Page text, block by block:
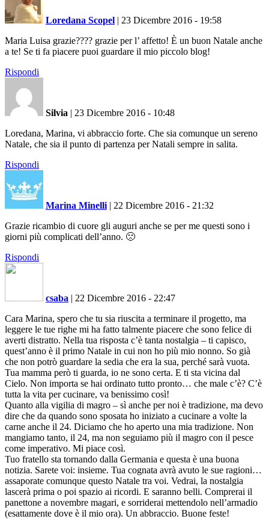
Loredana Scopel | 23 Dicembre 2016 - 19:58
Maria Luisa grazie???? grazie per l’ affetto! È un buon Natale anche
a te! Se ti fa piacere puoi guardare il mio piccolo blog!
Rispondi
Silvia | 23 Dicembre 2016 - 10:48
Loredana, Marina, vi abbraccio forte. Che sia comunque un sereno
Natale, che sia il punto di partenza per Natali sempre in salita.
Rispondi
Marina Minelli | 22 Dicembre 2016 - 21:32
Grazie ricambio di cuore gli auguri anche se per me questi sono i
giorni più complicati dell’anno. 🙁
Rispondi
csaba | 22 Dicembre 2016 - 22:47
Cara Marina, spero che tu sia riuscita a terminare il progetto, ma
leggere le tue righe mi ha fatto talmente piacere che sono felice di
averti distratto. Nella tua risposta c’è tanta nostalgia – ti capisco,
quest’anno è il primo Natale in cui non ho più mio nonno. So già
che non potrò guardare la sedia che era la sua, perché sarà vuota.
Tua mamma però ti guarda, io ne sono certa. E ti sta vicina dal
Cielo. Non importa se hai ordinato tutto pronto… che male c’è? C’è
tutta la vita per cucinare, va benissimo così!
Quanto alla vigilia di magro – sì anche per noi è tradizione, ma devo
dire che da quando sono sposata ho iniziato a cucinare a volte la
carne anche il 24. Diciamo che ho aperto una mia tradizione. Non
mangiamo tanto, il 24, ma non seguiamo più il magro con il pesce
come imperativo. Mi piace così.
Tuo fratello sta tornando dalla Germania e questa è una buona
notizia. Sarete voi: insieme. Tua cognata avrà avuto le sue ragioni…
assaporate comunque questo Natale tra voi. Vedrai, la nostalgia
lascerà prima o poi spazio ai ricordi. E saranno belli. Comprerai il
panettone a novembre magari, e sorriderai mettendolo nell’armadio
(esattamente dove è il mio ora). Un abbraccio. Buone feste!